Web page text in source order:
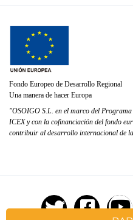
Fondo Europeo de Desarrollo Regional
Una manera de hacer Europa
"OSOIGO S.L. en el marco del
ICEX y con la cofinanciación del fondo
contribuir al desarrollo internacional de